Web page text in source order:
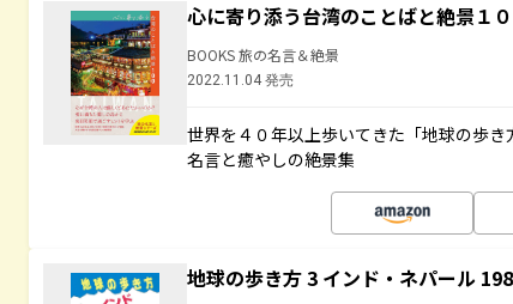
心に寄り添う台湾のことばと絶景１
BOOKS 旅の名言＆絶景
2022.11.04 発売
世界を４０年以上歩いてきた「地球の歩
名言と癒やしの絶景集
地球の歩き方 3 インド・ネパール